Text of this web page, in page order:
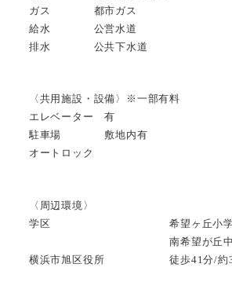
ガス 都市ガス
給水 公営水道
排水 公共下水道
〈共用施設・設備〉※一部有料
エレベーター 有
駐車場 敷地内有
オートロック
〈周辺環境〉
学区 希望ヶ丘小学
南希望が丘中学
横浜市旭区役所 徒歩41分/約